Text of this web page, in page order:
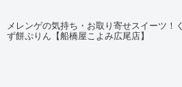
メレンゲの気持ち・お取り寄せスイーツ！く
ず餅ぷりん【船橋屋こよみ広尾店】